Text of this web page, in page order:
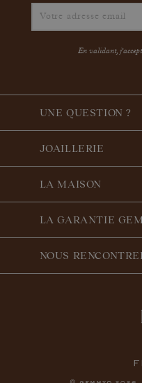
En validant,
UNE QUESTION ?
JOAILLERIE
LA MAISON
LA GARANTIE
NOUS